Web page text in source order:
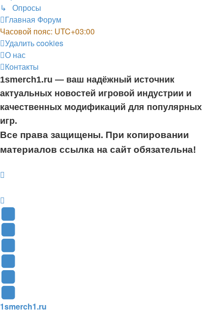
↳ Опросы
Главная Форум
Часовой пояс: UTC+03:00
Удалить cookies
О нас
Контакты
1smerch1.ru — ваш надёжный источник
актуальных новостей игровой индустрии и
качественных модификаций для популярных
игр.
Все права защищены. При копировании
материалов ссылка на сайт обязательна!
1smerch1.ru